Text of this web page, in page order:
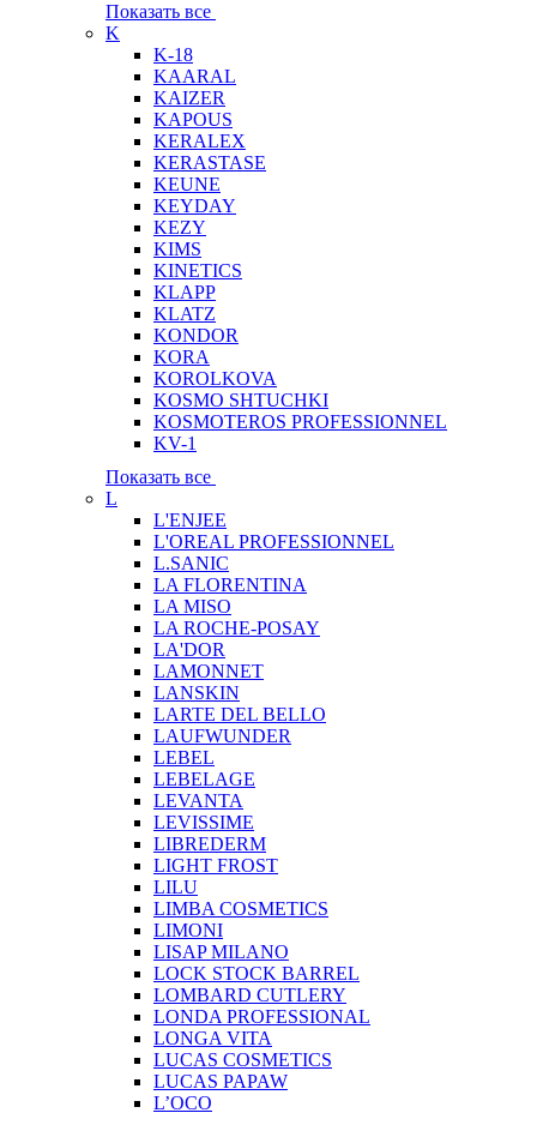
Показать все
K
K-18
KAARAL
KAIZER
KAPOUS
KERALEX
KERASTASE
KEUNE
KEYDAY
KEZY
KIMS
KINETICS
KLAPP
KLATZ
KONDOR
KORA
KOROLKOVA
KOSMO SHTUCHKI
KOSMOTEROS PROFESSIONNEL
KV-1
Показать все
L
L'ENJEE
L'OREAL PROFESSIONNEL
L.SANIC
LA FLORENTINA
LA MISO
LA ROCHE-POSAY
LA'DOR
LAMONNET
LANSKIN
LARTE DEL BELLO
LAUFWUNDER
LEBEL
LEBELAGE
LEVANTA
LEVISSIME
LIBREDERM
LIGHT FROST
LILU
LIMBA COSMETICS
LIMONI
LISAP MILANO
LOCK STOCK BARREL
LOMBARD CUTLERY
LONDA PROFESSIONAL
LONGA VITA
LUCAS COSMETICS
LUCAS PAPAW
L’OCO